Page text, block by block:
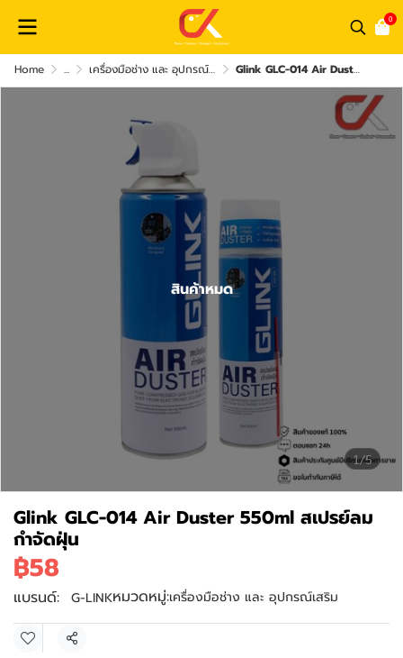
0
Home ... เครื่องมือช่าง และ อุปกรณ์เสริม Glink GLC-014 Air Duster 550ml สเปรย์ลมกำจัดฝุ่น
1/5
สินค้าหมด
Glink GLC-014 Air Duster 550ml สเปรย์ลม
กำจัดฝุ่น
฿58
แบรนด์: G-LINKหมวดหมู่:เครื่องมือช่าง และ อุปกรณ์เสริม
แชร์